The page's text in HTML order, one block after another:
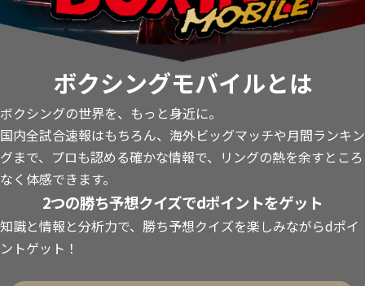
ボクシングモバイルとは
ボクシングの世界を、もっと身近に。
国内全試合速報はもちろん、海外ビッグマッチや月間ランキン
グまで、プロも認める確かな情報で、リングの熱を余すところ
なく体感できます。
2つの勝ち予想クイズでdポイントをゲット
知識と情報と分析力で、勝ち予想クイズを楽しみながらdポイ
ントゲット！